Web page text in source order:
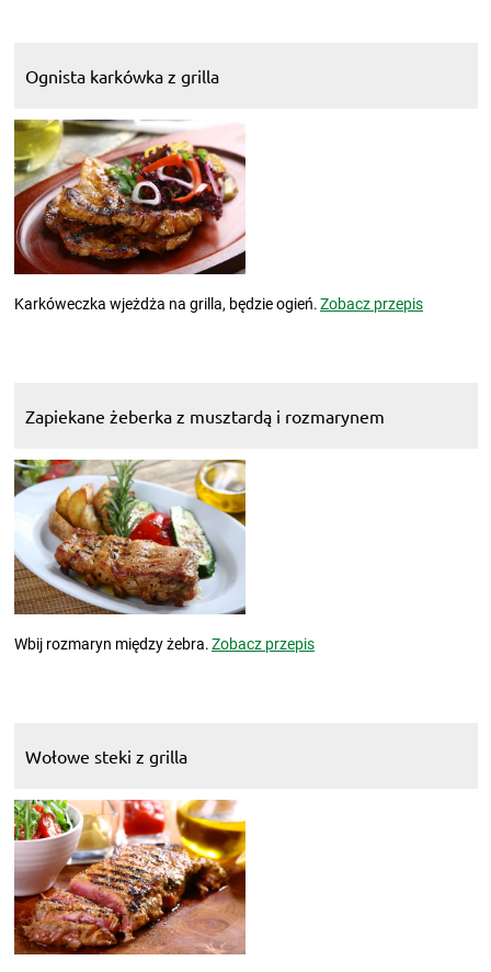
Ognista karkówka z grilla
Karkóweczka wjeżdża na grilla, będzie ogień.Zobacz przepis
Zapiekane żeberka z musztardą i rozmarynem
Wbij rozmaryn między żebra.Zobacz przepis
Wołowe steki z grilla